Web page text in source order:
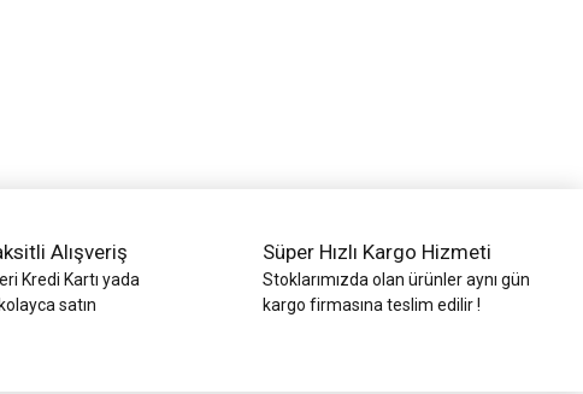
Alışveriş
Kredi Kartı yada
satın
Süper Hızlı Kargo Hizmeti
Stoklarımızda olan ürünler aynı gün
kargo firmasına teslim edilir !